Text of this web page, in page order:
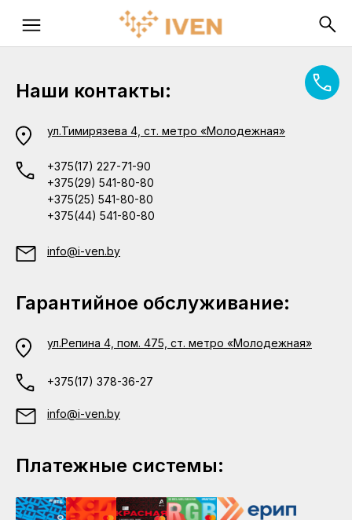
Наши контакты:
ул.Тимирязева 4, ст. метро «Молодежная»
+375(17) 227-71-90
+375(29) 541-80-80
+375(25) 541-80-80
+375(44) 541-80-80
info@i-ven.by
Гарантийное обслуживание:
ул.Репина 4, пом. 475, ст. метро «Молодежная»
+375(17) 378-36-27
info@i-ven.by
Платежные системы: